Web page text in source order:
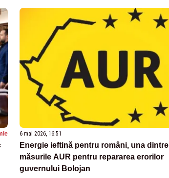
6 mai 2026, 16:51
Energie ieftină pentru români, una dintre
măsurile AUR pentru repararea erorilor
guvernului Bolojan